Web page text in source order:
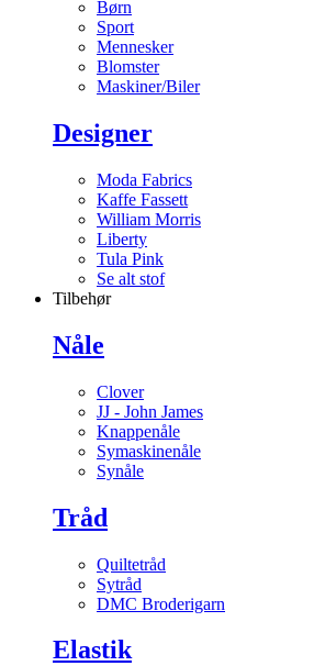
Børn
Sport
Mennesker
Blomster
Maskiner/Biler
Designer
Moda Fabrics
Kaffe Fassett
William Morris
Liberty
Tula Pink
Se alt stof
Tilbehør
Nåle
Clover
JJ - John James
Knappenåle
Symaskinenåle
Synåle
Tråd
Quiltetråd
Sytråd
DMC Broderigarn
Elastik